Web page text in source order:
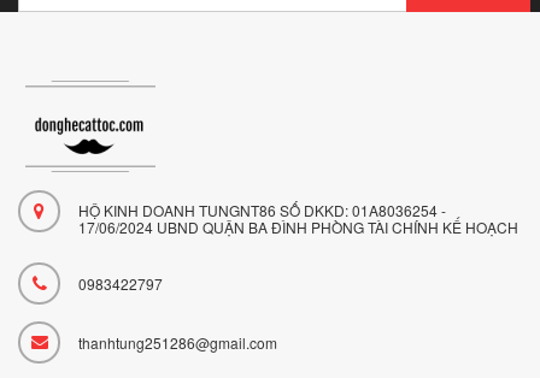
HỘ KINH DOANH TUNGNT86 SỐ DKKD: 01A8036254 -
17/06/2024 UBND QUẬN BA ĐÌNH PHÒNG TÀI CHÍNH KẾ HOẠCH
0983422797
thanhtung251286@gmail.com